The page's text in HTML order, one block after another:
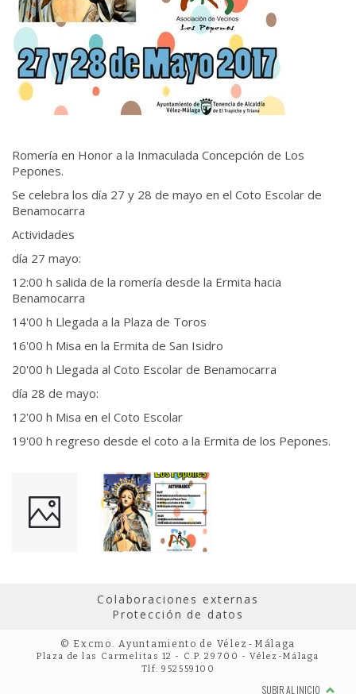
Romería en Honor a la Inmaculada Concepción de Los
Pepones.
Se celebra los día 27 y 28 de mayo en el Coto Escolar de
Benamocarra
Actividades
día 27 mayo:
12:00 h salida de la romería desde la Ermita hacia
Benamocarra
14'00 h Llegada a la Plaza de Toros
16'00 h Misa en la Ermita de San Isidro
20'00 h Llegada al Coto Escolar de Benamocarra
día 28 de mayo:
12'00 h Misa en el Coto Escolar
19'00 h regreso desde el coto a la Ermita de los Pepones.
Colaboraciones externas
Protección de datos
© Excmo. Ayuntamiento de Vélez-Málaga
Plaza de las Carmelitas 12 - C.P. 29700 - Vélez-Málaga
Tlf: 952559100
SUBIR AL INICIO